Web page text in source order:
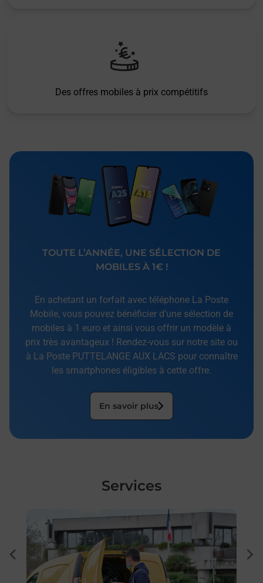
Des offres mobiles à prix compétitifs
TOUTE L’ANNÉE, UNE SÉLECTION DE
MOBILES À 1€ !
En achetant un forfait avec téléphone La Poste
Mobile, vous pouvez bénéficier d’une sélection de
mobiles à 1 euro et ainsi vous offrir un modèle à
prix très avantageux ! Rendez-vous sur notre site ou
à La Poste PUTTELANGE AUX LACS pour connaître
les smartphones éligibles à cette offre.
En savoir plus
Services
En savoir plus